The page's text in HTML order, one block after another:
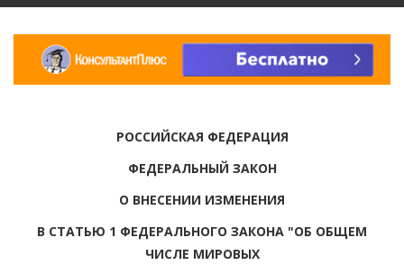
РОССИЙСКАЯ ФЕДЕРАЦИЯ
ФЕДЕРАЛЬНЫЙ ЗАКОН
О ВНЕСЕНИИ ИЗМЕНЕНИЯ
В СТАТЬЮ 1 ФЕДЕРАЛЬНОГО ЗАКОНА "ОБ ОБЩЕМ
ЧИСЛЕ МИРОВЫХ